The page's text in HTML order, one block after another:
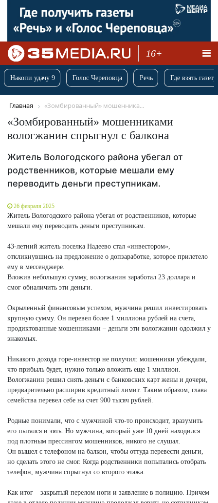
16+
Накопи удачу 9 Голос Череповца Речь Где взять
Главная «Зомбированный» мошенника...
«Зомбированный» мошенниками
вологжанин спрыгнул с балкона
Житель Вологодского района убегал от
родственников, которые мешали ему
переводить деньги преступникам.
26 февраля 2025
Житель Вологодского района убегал от родственников, которые
мешали ему переводить деньги преступникам.
43-летний житель поселка Надеево стал «инвестором»,
откликнувшись на предложение о допзаработке, которое прилетело
ему в мессенджере.
Вложив небольшую сумму, вологжанин заработал 23 доллара и
смог обналичить эти деньги.
Окрыленный финансовым успехом, мужчина решил инвестировать
крупную сумму. Он перевел более 1 миллиона рублей на счета,
продиктованные мошенниками – деньги эти вологжанин одолжил у
знакомых.
Никакого дохода горе-инвестор не получил: мошенники убеждали,
что прибыль будет, нужно только вложить еще 1 миллион.
Вологжанин решил снять деньги с банковских карт жены и дочери,
предварительно расширив кредитный лимит. Таким образом, глава
семейства перевел себе на счет 900 тысяч рублей.
Родные понимали, что с мужчиной что-то происходит, вразумить
его пытался и зять. Но мужчина, который уже 10 дней находился
под плотным прессингом мошенников, никого не слушал.
Он вышел с телефоном на балкон, чтобы оттуда перевести деньги,
но сделать этого не смог. Когда родственники попытались отобрать
телефон, мужчина спрыгнул со второго этажа.
Как итог – закрытый перелом ноги и заявление в полицию. Причем